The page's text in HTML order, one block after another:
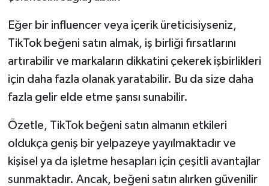
Eğer bir influencer veya içerik üreticisiyseniz,
TikTok beğeni satın almak, iş birliği fırsatlarını
artırabilir ve markaların dikkatini çekerek işbirlikleri
için daha fazla olanak yaratabilir. Bu da size daha
fazla gelir elde etme şansı sunabilir.
Özetle, TikTok beğeni satın almanın etkileri
oldukça geniş bir yelpazeye yayılmaktadır ve
kişisel ya da işletme hesapları için çeşitli avantajlar
sunmaktadır. Ancak, beğeni satın alırken güvenilir